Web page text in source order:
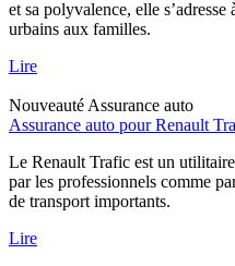
et sa polyvalence, elle
urbains aux familles.
Lire
Nouveauté Assurance auto
Assurance auto pour Renault
Le Renault Trafic est un
par les professionnels comme
de transport importants.
Lire